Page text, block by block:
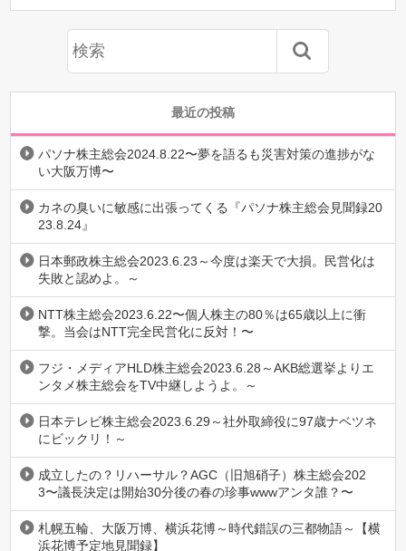
最近の投稿
パソナ株主総会2024.8.22〜夢を語るも災害対策の進捗がな
い大阪万博〜
カネの臭いに敏感に出張ってくる『パソナ株主総会見聞録20
23.8.24』
日本郵政株主総会2023.6.23～今度は楽天で大損。民営化は
失敗と認めよ。～
NTT株主総会2023.6.22〜個人株主の80％は65歳以上に衝
撃。当会はNTT完全民営化に反対！〜
フジ・メディアHLD株主総会2023.6.28～AKB総選挙よりエ
ンタメ株主総会をTV中継しようよ。～
日本テレビ株主総会2023.6.29～社外取締役に97歳ナベツネ
にビックリ！～
成立したの？リハーサル？AGC（旧旭硝子）株主総会202
3〜議長決定は開始30分後の春の珍事wwwアンタ誰？〜
札幌五輪、大阪万博、横浜花博～時代錯誤の三都物語～【横
浜花博予定地見聞録】